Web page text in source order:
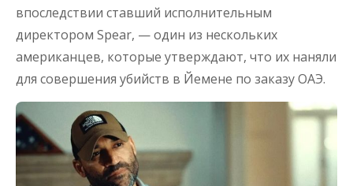
впоследствии ставший исполнительным
директором Spear, — один из нескольких
американцев, которые утверждают, что их наняли
для совершения убийств в Йемене по заказу ОАЭ.